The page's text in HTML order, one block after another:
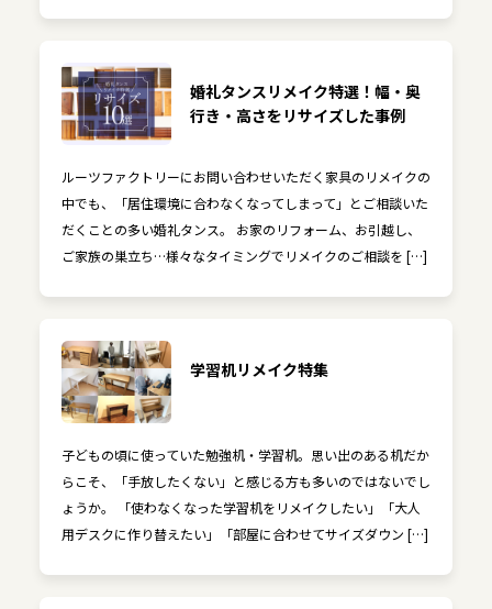
婚礼タンスリメイク特選！幅・奥
行き・高さをリサイズした事例
ルーツファクトリーにお問い合わせいただく家具のリメイクの
中でも、「居住環境に合わなくなってしまって」とご相談いた
だくことの多い婚礼タンス。 お家のリフォーム、お引越し、
ご家族の巣立ち…様々なタイミングでリメイクのご相談を […]
学習机リメイク特集
子どもの頃に使っていた勉強机・学習机。思い出のある机だか
らこそ、「手放したくない」と感じる方も多いのではないでし
ょうか。 「使わなくなった学習机をリメイクしたい」「大人
用デスクに作り替えたい」「部屋に合わせてサイズダウン […]